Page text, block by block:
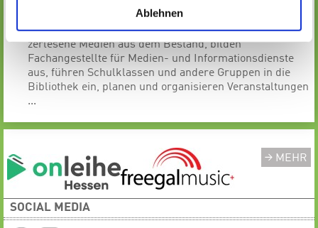
Ablehnen
Wartungsarbeiten am EDV-gestützten
Bibliotheksprogramm durch,nehmen veraltete und
zerlesene Medien aus dem Bestand, bilden
Fachangestellte für Medien- und Informationsdienste
aus, führen Schulklassen und andere Gruppen in die
Bibliothek ein, planen und organisieren Veranstaltungen
...
MEHR
SOCIAL MEDIA